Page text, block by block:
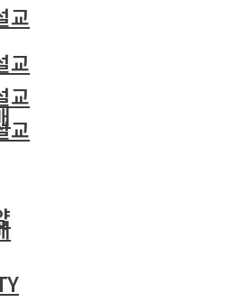
교
교
교
교